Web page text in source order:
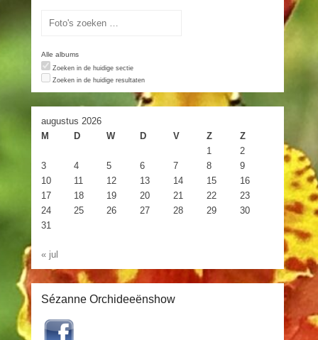
Alle albums
Zoeken in de huidige sectie
Zoeken in de huidige resultaten
augustus 2026
M
D W D V Z
Z
1
2
3
4 5 6 7 8
9
10
11 12 13 14 15
16
17
18 19 20 21 22
23
24
25 26 27 28 29
30
31
« jul
Sézanne Orchideeënshow